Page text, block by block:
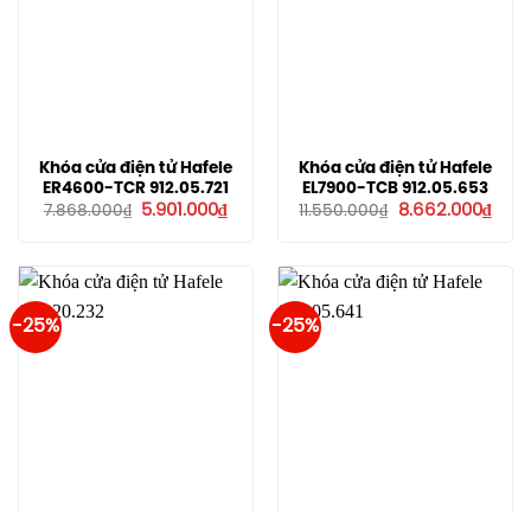
Khóa cửa điện tử Hafele
ER4600-TCR 912.05.721
7.868.000₫
Giá
5.901.000₫Giá
hiện
5.901.000₫.
Khóa cửa điện tử Hafele
EL7900-TCB 912.05.653
11.550.000₫
Giá
8.662.000₫Giá
hiện
-25% -25%